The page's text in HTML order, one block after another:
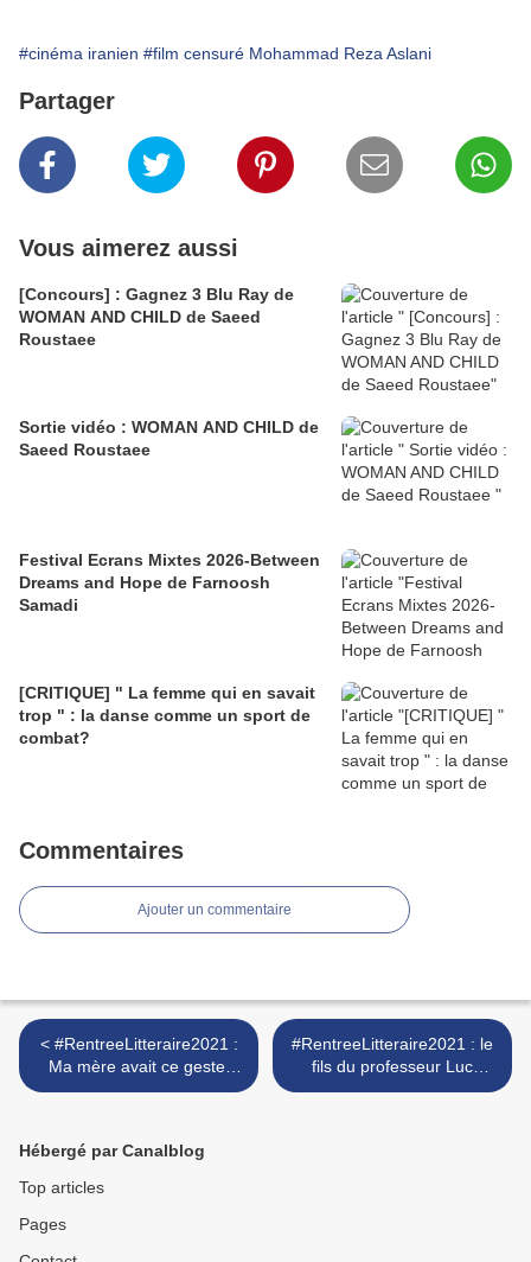
#cinéma iranien #film censuré Mohammad Reza Aslani
Partager
Vous aimerez aussi
[Concours] : Gagnez 3 Blu Ray de
WOMAN AND CHILD de Saeed
Roustaee
Sortie vidéo : WOMAN AND CHILD de
Saeed Roustaee
Festival Ecrans Mixtes 2026-Between
Dreams and Hope de Farnoosh
Samadi
[CRITIQUE] " La femme qui en savait
trop " : la danse comme un sport de
combat?
Commentaires
Ajouter un commentaire
< #RentreeLitteraire2021 :
Ma mère avait ce geste,
Alain Remond célèbre
#RentreeLitteraire2021 : le
fils du professeur Luc
Chomarat >
Hébergé par Canalblog
Top articles
Pages